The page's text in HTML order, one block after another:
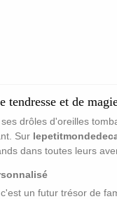
et de
drôles d'oreilles
Sur
dans toutes leurs
un futur trésor de